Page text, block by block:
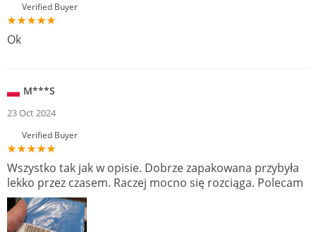
Verified Buyer
Ok
M***S
23 Oct 2024
Verified Buyer
Wszystko tak jak w opisie. Dobrze zapakowana przybyła
lekko przez czasem. Raczej mocno się rozciąga. Polecam